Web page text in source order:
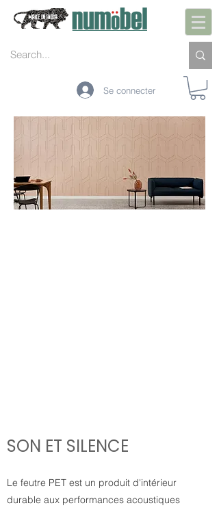
Se connecter
SON ET SILENCE
Le feutre PET est un produit d'intérieur
durable aux performances acoustiques